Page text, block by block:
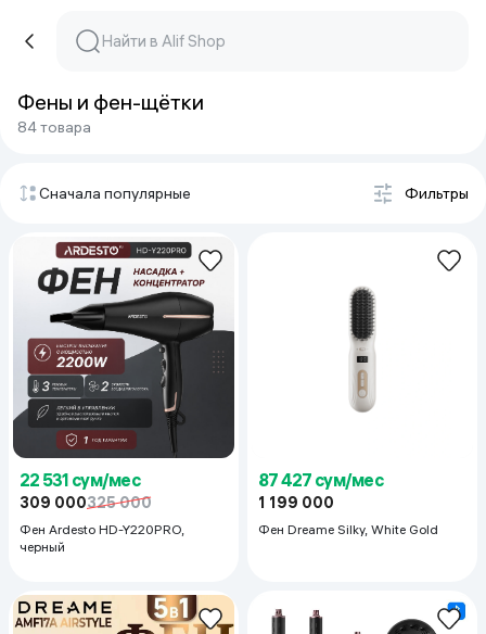
Фены и фен-щётки
84 товара
Сначала популярные Фильтры
22 531 сум/мес
309 000325 000
Фен Ardesto HD-Y220PRO,
черный
87 427 сум/мес
1 199 000
Фен Dreame Silky, White Gold